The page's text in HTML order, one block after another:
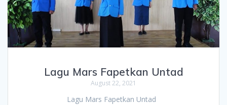
Lagu Mars Fapetkan Untad
August 22, 2021
Lagu Mars Fapetkan Untad